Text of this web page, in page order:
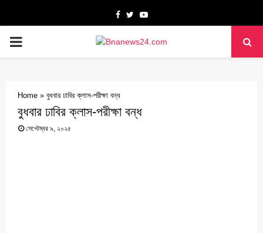
Facebook
TwitterYoutube
PRIMARY
Home » বুধবার ঢাবির ক্লাস-পরীক্ষা বন্ধ
বুধবার ঢাবির ক্লাস-পরীক্ষা বন্ধ
সেপ্টেম্বর ৯, ২০২৫